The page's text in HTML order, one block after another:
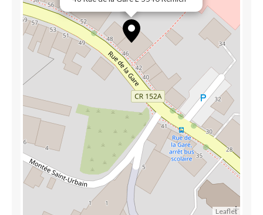
Leaflet